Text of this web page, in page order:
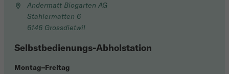
Andermatt Biogarten AG
Stahlermatten 6
6146 Grossdietwil
Selbstbedienungs-Abholstation
Montag–Freitag